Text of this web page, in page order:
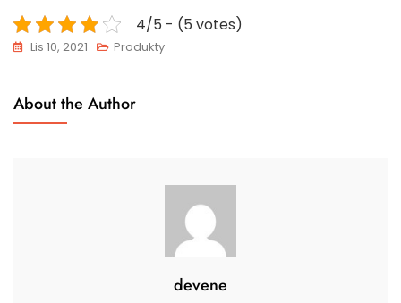
4/5 - (5 votes)
Lis 10, 2021 Produkty
About the Author
devene